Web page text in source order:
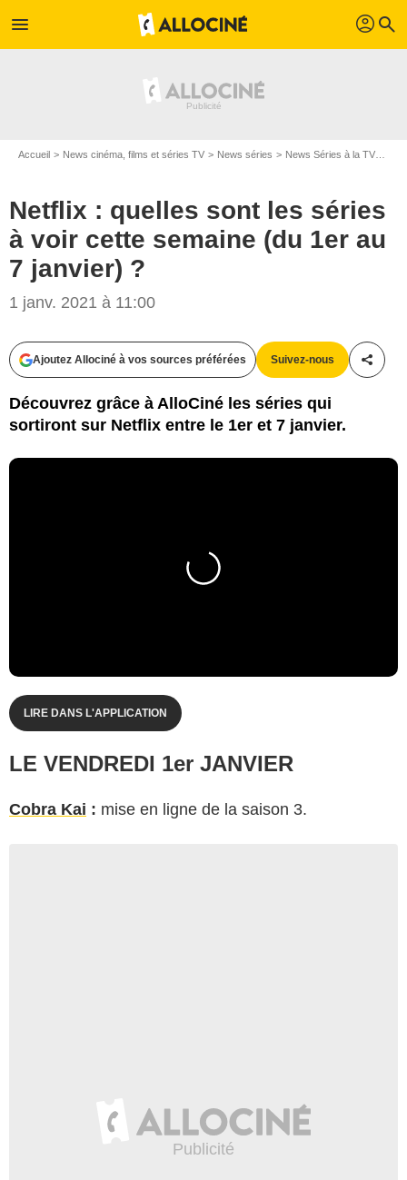
menu profil search
Accueil News cinéma, films et séries TV News séries News Séries à la TV
Netflix : quelles sont les séries
à voir cette semaine (du 1er au
7 janvier) ?
1 janv. 2021 à 11:00
Ajoutez Allociné à vos sources préférées Suivez-nous
Découvrez grâce à AlloCiné les séries qui
sortiront sur Netflix entre le 1er et 7 janvier.
LIRE DANS L'APPLICATION
LE VENDREDI 1er JANVIER
Cobra Kai : mise en ligne de la saison 3.